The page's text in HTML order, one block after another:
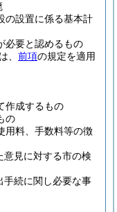
の設置に係る基本計
必要と認めるもの
、 前項の規定を適用
作成するもの
の
用料、手数料等の徴
意見に対する市の検
手続に関し必要な事